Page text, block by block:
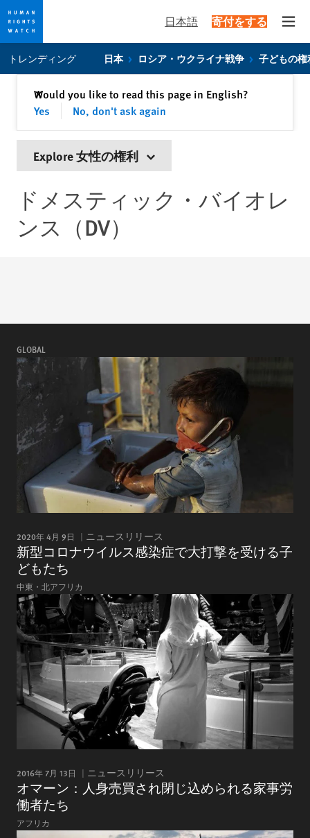
privacy
content
日本語 寄付をする
トレンディング 日本 ロシア・ウクライナ戦争 子どもの権
Would you like to read this page in English?
Yes
No, don't ask again
✕閉じる
Explore 女性の権利
ドメスティック・バイオレ
ンス（DV）
GLOBAL
2020年 4月 9日 ニュースリリース
新型コロナウイルス感染症で大打撃を受ける子
どもたち
中東・北アフリカ
2016年 7月 13日 ニュースリリース
オマーン：人身売買され閉じ込められる家事労
働者たち
アフリカ